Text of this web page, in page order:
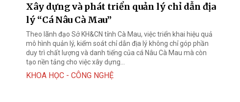
Xây dựng và phát triển quản lý chỉ dẫn địa
lý “Cá Nâu Cà Mau”
Theo lãnh đạo Sở KH&CN tỉnh Cà Mau, việc triển khai hiệu quả
mô hình quản lý, kiểm soát chỉ dẫn địa lý không chỉ góp phần
duy trì chất lượng và danh tiếng của cá Nâu Cà Mau mà còn
tạo nền tảng cho việc xây dựng...
KHOA HỌC - CÔNG NGHỆ